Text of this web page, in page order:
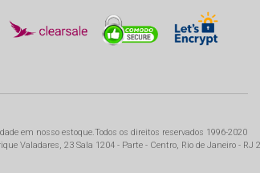
em nosso estoque.Todos os direitos reservados 1996-2020
Valadares, 23 Sala 1204 - Parte - Centro, Rio de Janeiro - RJ